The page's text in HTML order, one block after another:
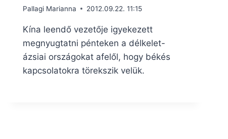
Pallagi Marianna 2012.09.22. 11:15
Kína leendő vezetője igyekezett
megnyugtatni pénteken a délkelet-
ázsiai országokat afelől, hogy békés
kapcsolatokra törekszik velük.